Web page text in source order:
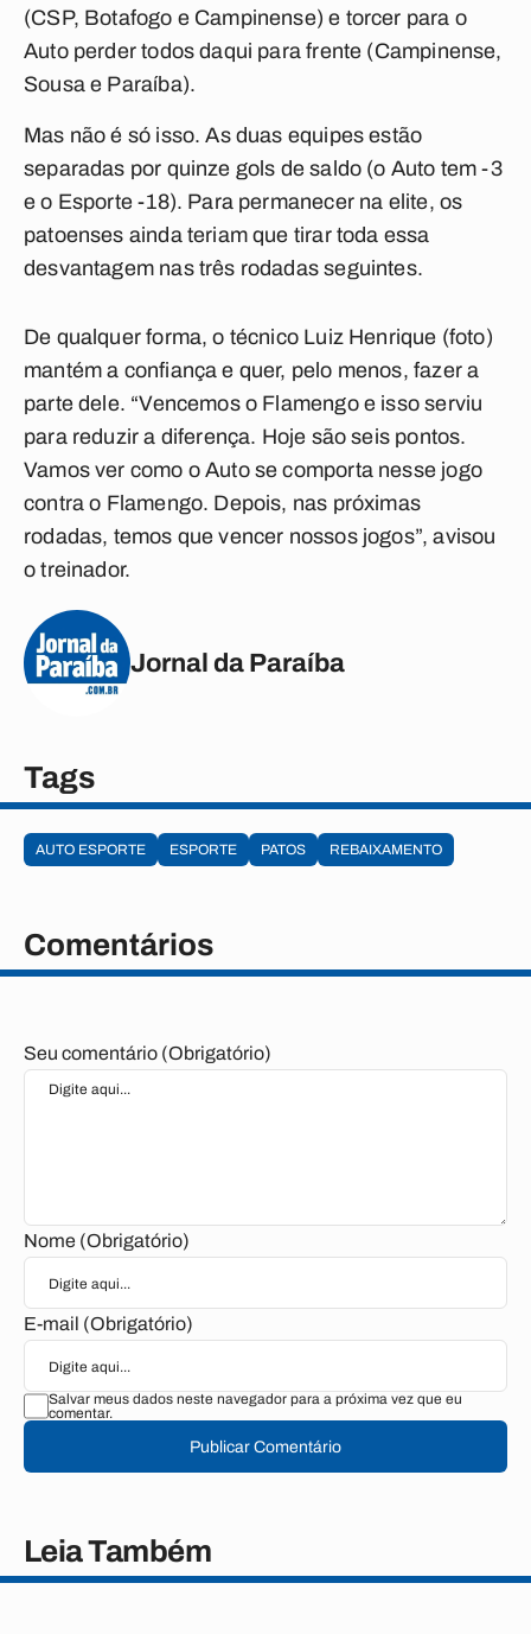
(CSP, Botafogo e Campinense) e torcer para o
Auto perder todos daqui para frente (Campinense,
Sousa e Paraíba).
Mas não é só isso. As duas equipes estão
separadas por quinze gols de saldo (o Auto tem -3
e o Esporte -18). Para permanecer na elite, os
patoenses ainda teriam que tirar toda essa
desvantagem nas três rodadas seguintes.
De qualquer forma, o técnico Luiz Henrique (foto)
mantém a confiança e quer, pelo menos, fazer a
parte dele. “Vencemos o Flamengo e isso serviu
para reduzir a diferença. Hoje são seis pontos.
Vamos ver como o Auto se comporta nesse jogo
contra o Flamengo. Depois, nas próximas
rodadas, temos que vencer nossos jogos”, avisou
o treinador.
Jornal da Paraíba
Tags
AUTO ESPORTE ESPORTE PATOS REBAIXAMENTO
Comentários
Seu comentário (Obrigatório)
Nome (Obrigatório)
E-mail (Obrigatório)
Salvar meus dados neste navegador para a próxima vez que eu
comentar.
Publicar Comentário
Leia Também